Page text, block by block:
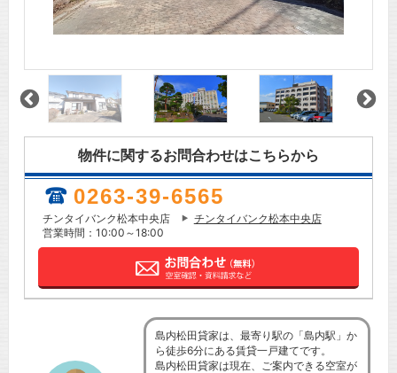
物件に関するお問合わせはこちらから
0263-39-6565
チンタイバンク松本中央店
チンタイバンク松本中央店
営業時間：10:00～18:00
島内松田貸家は、最寄り駅の「島内駅」か
ら徒歩6分にある賃貸一戸建てです。
島内松田貸家は現在、ご案内できる空室が